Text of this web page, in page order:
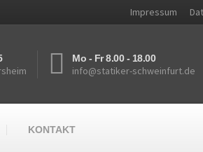
Impressum
Mo - Fr 8.00 - 18.00
info@statiker-schweinfurt.de
KONTAKT